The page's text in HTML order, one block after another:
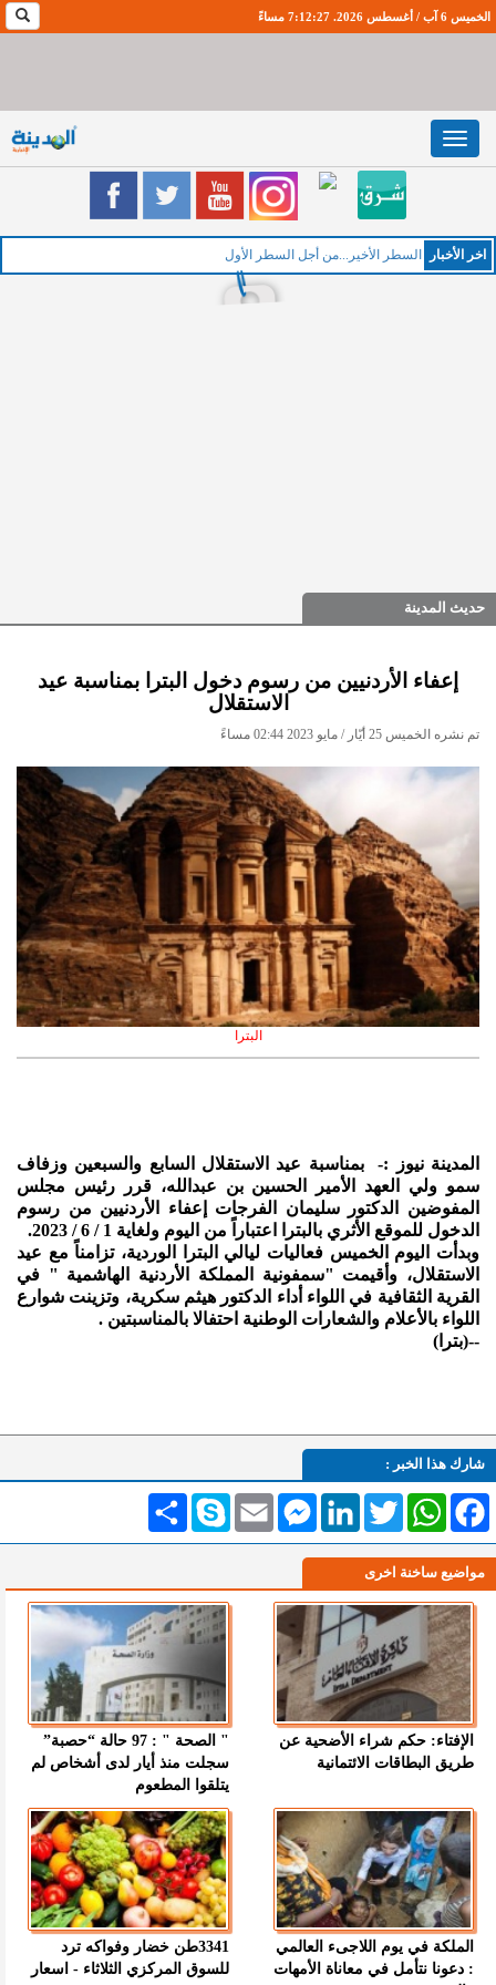
الخميس 6 آب / أغسطس 2026. 7:12:27 مساءً
Toggle
navigation
اخر اﻷخبار الخ
حديث المدينة
إعفاء الأردنيين من رسوم دخول البترا بمناسبة عيد
الاستقلال
تم نشره الخميس 25 أيّار / مايو 2023 02:44 مساءً
البترا
المدينة نيوز :- بمناسبة عيد الاستقلال السابع والسبعين وزفاف
سمو ولي العهد الأمير الحسين بن عبدالله، قرر رئيس مجلس
المفوضين الدكتور سليمان الفرجات إعفاء الأردنيين من رسوم
الدخول للموقع الأثري بالبترا اعتباراً من اليوم ولغاية 1 / 6 / 2023.
وبدأت اليوم الخميس فعاليات ليالي البترا الوردية، تزامناً مع عيد
الاستقلال، وأقيمت "سمفونية المملكة الأردنية الهاشمية " في
القرية الثقافية في اللواء أداء الدكتور هيثم سكرية، وتزينت شوارع
اللواء بالأعلام والشعارات الوطنية احتفالا بالمناسبتين .
--(بترا)
شارك هذا الخبر :
انشر Skype Email
MessengerLinkedInTwitterWhatsAppFacebook
مواضيع ساخنة اخرى
الإفتاء: حكم شراء الأضحية عن
طريق البطاقات الائتمانية
" الصحة " : 97 حالة “حصبة”
سجلت منذ أيار لدى أشخاص لم
يتلقوا المطعوم
الملكة في يوم اللاجىء العالمي
: دعونا نتأمل في معاناة الأمهات
3341طن خضار وفواكه ترد
للسوق المركزي الثلاثاء - اسعار